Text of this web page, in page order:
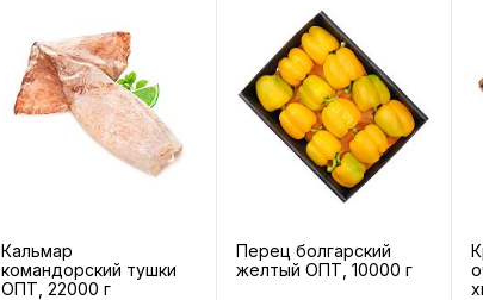
Кальмар
командорский тушки
ОПТ, 22000 г
Перец болгарский
желтый ОПТ, 10000 г